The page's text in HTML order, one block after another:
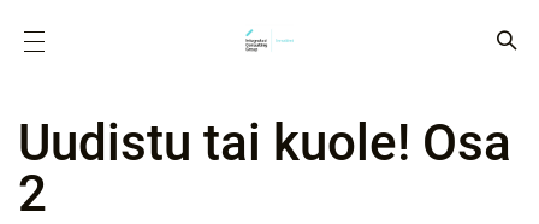
Uudistu tai kuole! Osa
2